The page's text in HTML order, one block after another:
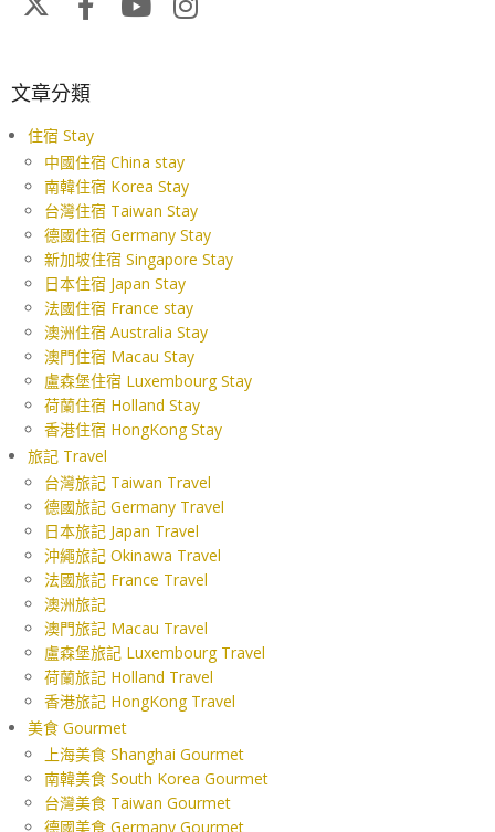
文章分類
住宿 Stay
中國住宿 China stay
南韓住宿 Korea Stay
台灣住宿 Taiwan Stay
德國住宿 Germany Stay
新加坡住宿 Singapore Stay
日本住宿 Japan Stay
法國住宿 France stay
澳洲住宿 Australia Stay
澳門住宿 Macau Stay
盧森堡住宿 Luxembourg Stay
荷蘭住宿 Holland Stay
香港住宿 HongKong Stay
旅記 Travel
台灣旅記 Taiwan Travel
德國旅記 Germany Travel
日本旅記 Japan Travel
沖繩旅記 Okinawa Travel
法國旅記 France Travel
澳洲旅記
澳門旅記 Macau Travel
盧森堡旅記 Luxembourg Travel
荷蘭旅記 Holland Travel
香港旅記 HongKong Travel
美食 Gourmet
上海美食 Shanghai Gourmet
南韓美食 South Korea Gourmet
台灣美食 Taiwan Gourmet
德國美食 Germany Gourmet